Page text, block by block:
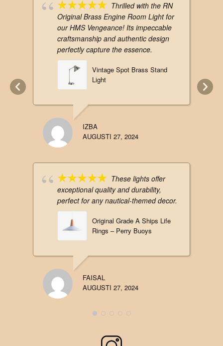
Thrilled with the RN
Original Brass Engine Room Light for
our HMS Vengeance! Its impeccable
craftsmanship and authentic design
perfectly capture the essence.
Vintage Spot Brass Stand
Light
IZBA
AUGUSTI 27, 2024
These lights offer
exceptional quality and durability,
perfect for any nautical-themed decor.
Original Grade A Ships Life
Rings – Perry Buoys
FAISAL
AUGUSTI 27, 2024